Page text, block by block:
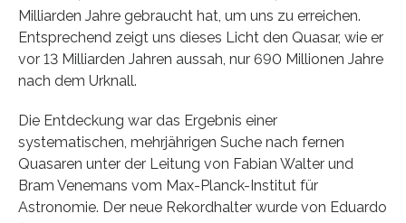
Milliarden Jahre gebraucht hat, um uns zu erreichen.
Entsprechend zeigt uns dieses Licht den Quasar, wie er
vor 13 Milliarden Jahren aussah, nur 690 Millionen Jahre
nach dem Urknall.
Die Entdeckung war das Ergebnis einer
systematischen, mehrjährigen Suche nach fernen
Quasaren unter der Leitung von Fabian Walter und
Bram Venemans vom Max-Planck-Institut für
Astronomie. Der neue Rekordhalter wurde von Eduardo